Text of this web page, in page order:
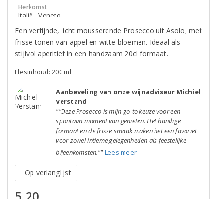
Herkomst
Italië - Veneto
Een verfijnde, licht mousserende Prosecco uit Asolo, met
frisse tonen van appel en witte bloemen. Ideaal als
stijlvol aperitief in een handzaam 20cl formaat.
Flesinhoud: 200 ml
Aanbeveling van onze wijnadviseur Michiel
Verstand
""Deze Prosecco is mijn go-to keuze voor een
spontaan moment van genieten. Het handige
formaat en de frisse smaak maken het een favoriet
voor zowel intieme gelegenheden als feestelijke
bijeenkomsten."" Lees meer
Op verlanglijst